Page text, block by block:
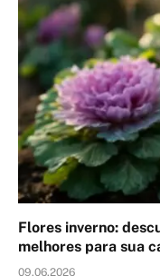
Flores inverno:
melhores para sua
09.06.2026